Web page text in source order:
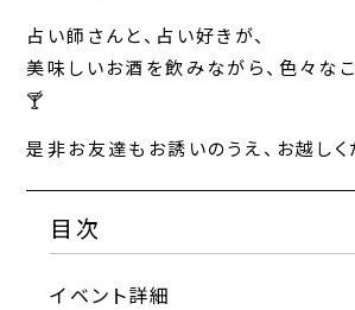
占い師さんと、占い好きが、
美味しいお酒を飲みながら、色々な
🍸
是非お友達もお誘いのうえ、お越しく
目次
イベント詳細